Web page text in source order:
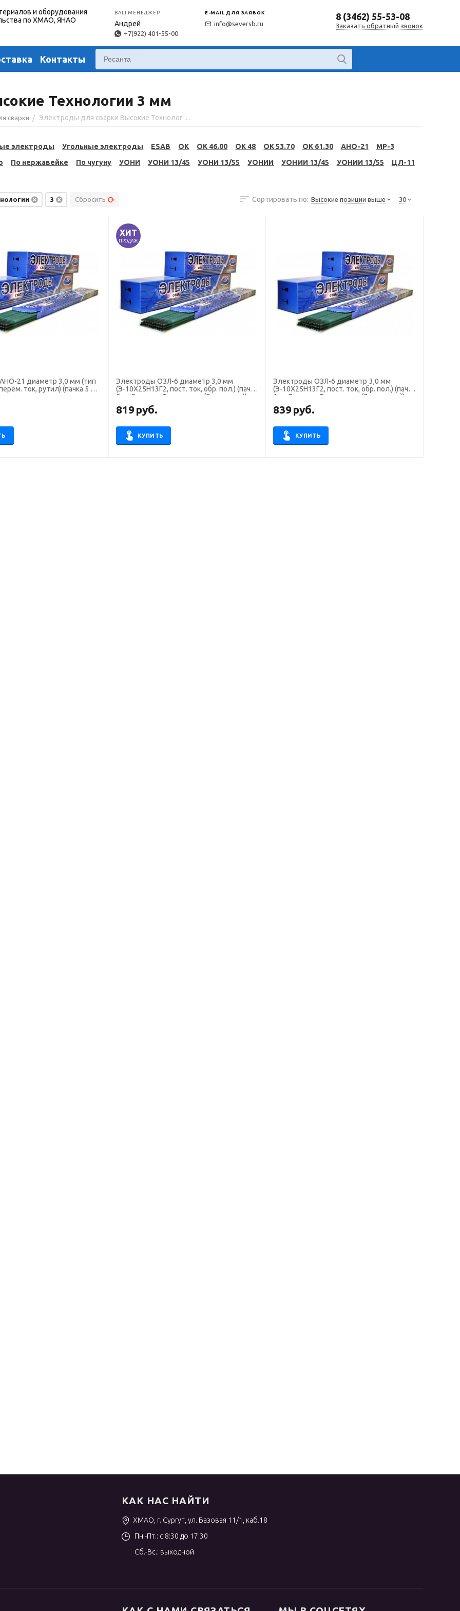
и оборудования
по ХМАО, ЯНАО
ВАШ МЕНЕДЖЕР
Андрей
+7(922) 401-55-00
E-MAIL ДЛЯ ЗАЯВОК
info@seversb.ru
8 (3462) 55-53-08
Заказать обратный звонок
Контакты
Технологии 3 мм
сварки / Электроды для сварки Высокие Технологии 3 мм
электроды Угольные электроды ESAB OK OK 46.00 OK 48 OK 53.70 OK 61.30 АНО-21
МР-3
По нержавейке По чугуну УОНИ УОНИ 13/45 УОНИ 13/55 УОНИИ УОНИИ 13/45 УОНИИ 13/55
ЦЛ-11
3 Сбросить Сортировать по: Высокие позиции выше 30
диаметр 3,0 мм (тип
ток, рутил) (пачка 5 кг,
ХИТ
ПРОДАЖ
Электроды ОЗЛ-6 диаметр 3,0 мм
(Э-10Х25Н13Г2, пост. ток, обр. пол.) (пачка
5 кг, Высокие Технологие (Ярославль))
819руб.
КУПИТЬ
Электроды ОЗЛ-6 диаметр 3,0 мм
(Э-10Х25Н13Г2, пост. ток, обр. пол.) (пачка
1 кг, Высокие Технологие (Ярославль))
839руб.
КУПИТЬ
КАК НАС НАЙТИ
ХМАО, г. Сургут, ул. Базовая 11/1, каб.18
Пн.-Пт.: с 8:30 до 17:30
Сб.-Вс.: выходной